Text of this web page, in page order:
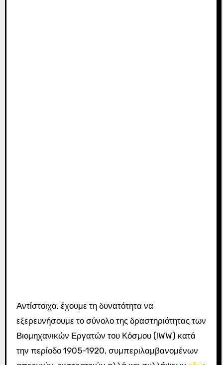
Αντίστοιχα, έχουμε τη δυνατότητα να
εξερευνήσουμε το σύνολο της δραστηριότητας των
Βιομηχανικών Εργατών του Κόσμου (IWW) κατά
την περίοδο 1905-1920, συμπεριλαμβανομένων